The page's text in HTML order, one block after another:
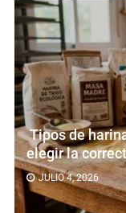
trigo: la guía
en cada receta